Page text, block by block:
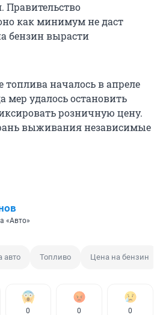
Правительство
как минимум не даст
бензин вырасти
топлива началось в апреле
мер удалось остановить
розничную цену.
выживания независимые
«Авто»
авто Топливо Цена на бензин
0 0 0